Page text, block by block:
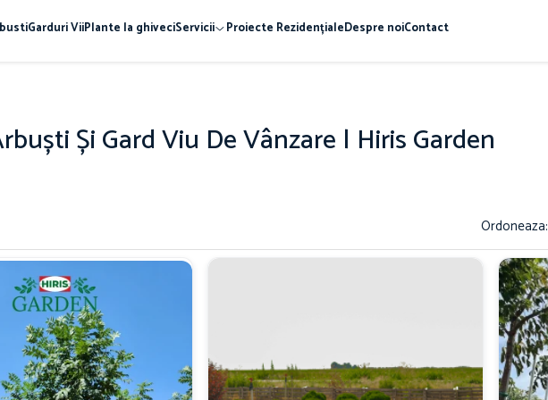
Garduri ViiPlante la ghiveciServicii Proiecte RezidențialeDespre noiContact
Și Gard Viu De Vânzare | Hiris Garden
Ordoneaza: